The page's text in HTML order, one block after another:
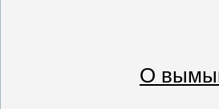
О